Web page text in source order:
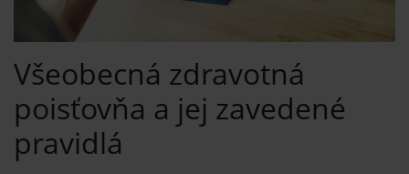
Všeobecná zdravotná
poisťovňa a jej zavedené
pravidlá